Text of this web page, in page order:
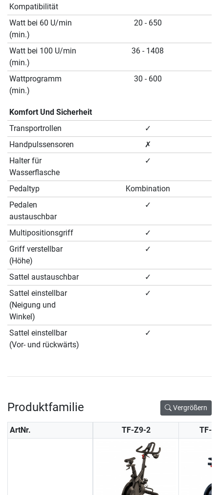
Kompatibilität
Watt bei 60 U/min
(min.)
20 - 650
Watt bei 100 U/min
(min.)
36 - 1408
Wattprogramm
(min.)
30 - 600
Komfort Und Sicherheit
Transportrollen
✓
Handpulssensoren
✗
Halter für
Wasserflasche
✓
Pedaltyp
Kombination
Pedalen
austauschbar
✓
Multipositionsgriff
✓
Griff verstellbar
(Höhe)
✓
Sattel austauschbar
✓
Sattel einstellbar
(Neigung und
Winkel)
✓
Sattel einstellbar
(Vor- und rückwärts)
✓
Produktfamilie Vergrößern
ArtNr. TF-Z9-2 TF-